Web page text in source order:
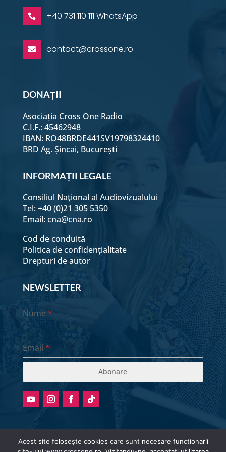
 +40 731 110 111 WhatsApp
 contact@crossone.ro
DONAȚII
Asociația Cross One Radio
C.I.F.: 45462948
IBAN: RO48BRDE441SV19798324410
BRD Ag. Șincai, București
INFORMAȚII LEGALE
Consiliul Naţional al Audiovizualului
Tel: +40 (0)21 305 5350
Email: cna@cna.ro
Cod de conduită
Politica de confidențialitate
Drepturi de autor
NEWSLETTER
Nume*
Email *
Abonare
Acest site folosește cookies care sunt necesare functionarii